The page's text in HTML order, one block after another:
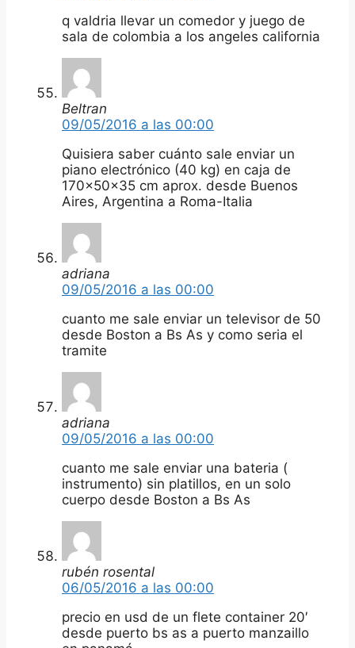
q valdria llevar un comedor y juego de
sala de colombia a los angeles california
Beltran
09/05/2016 a las 00:00
Quisiera saber cuánto sale enviar un
piano electrónico (40 kg) en caja de
170x50x35 cm aprox. desde Buenos
Aires, Argentina a Roma-Italia
adriana
09/05/2016 a las 00:00
cuanto me sale enviar un televisor de 50
desde Boston a Bs As y como seria el
tramite
adriana
09/05/2016 a las 00:00
cuanto me sale enviar una bateria (
instrumento) sin platillos, en un solo
cuerpo desde Boston a Bs As
rubén rosental
06/05/2016 a las 00:00
precio en usd de un flete container 20′
desde puerto bs as a puerto manzaillo